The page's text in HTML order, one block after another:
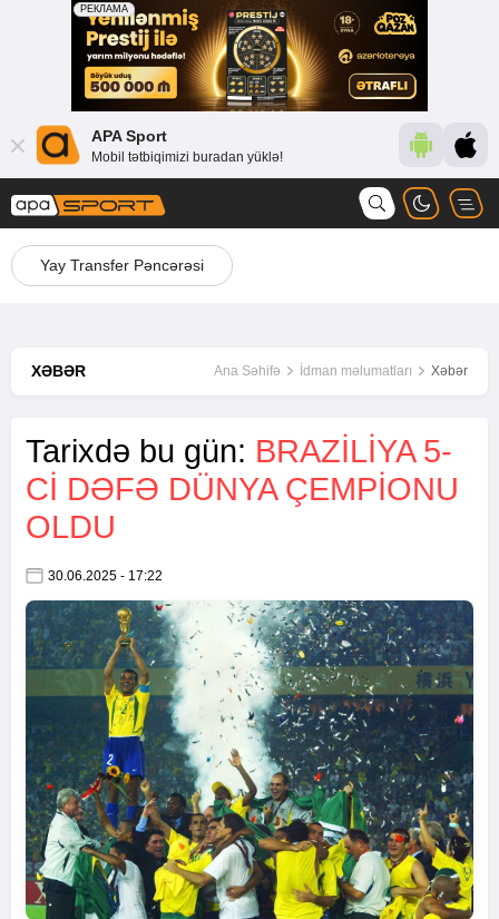
APA Sport
Mobil tətbiqimizi buradan yüklə!
Yay Transfer Pəncərəsi
XƏBƏR Ana Səhifə İdman məlumatları Xəbər
Tarixdə bu gün: BRAZILIYA 5-
CI DƏFƏ DÜNYA ÇEMPIONU
OLDU
30.06.2025 - 17:22